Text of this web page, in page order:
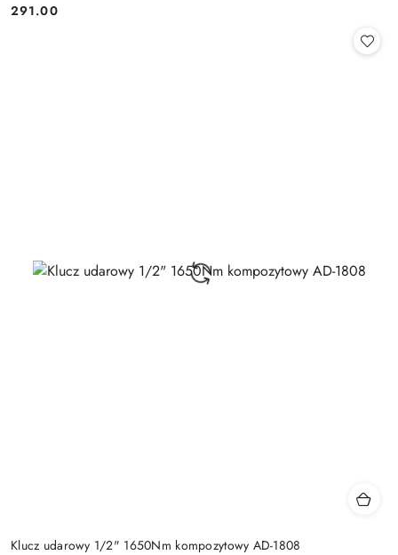
Cena:
291.00
Klucz udarowy 1/2" 1650Nm kompozytowy AD-1808